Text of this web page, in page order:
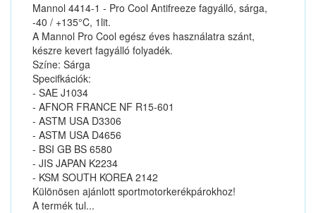
Mannol 4414-1 - Pro Cool Antifreeze fagyálló, sárga,
-40 / +135°C, 1lit.
A Mannol Pro Cool egész éves használatra szánt,
készre kevert fagyálló folyadék.
Színe: Sárga
Specifkációk:
- SAE J1034
- AFNOR FRANCE NF R15-601
- ASTM USA D3306
- ASTM USA D4656
- BSI GB BS 6580
- JIS JAPAN K2234
- KSM SOUTH KOREA 2142
Különösen ajánlott sportmotorkerékpárokhoz!
A termék tul...